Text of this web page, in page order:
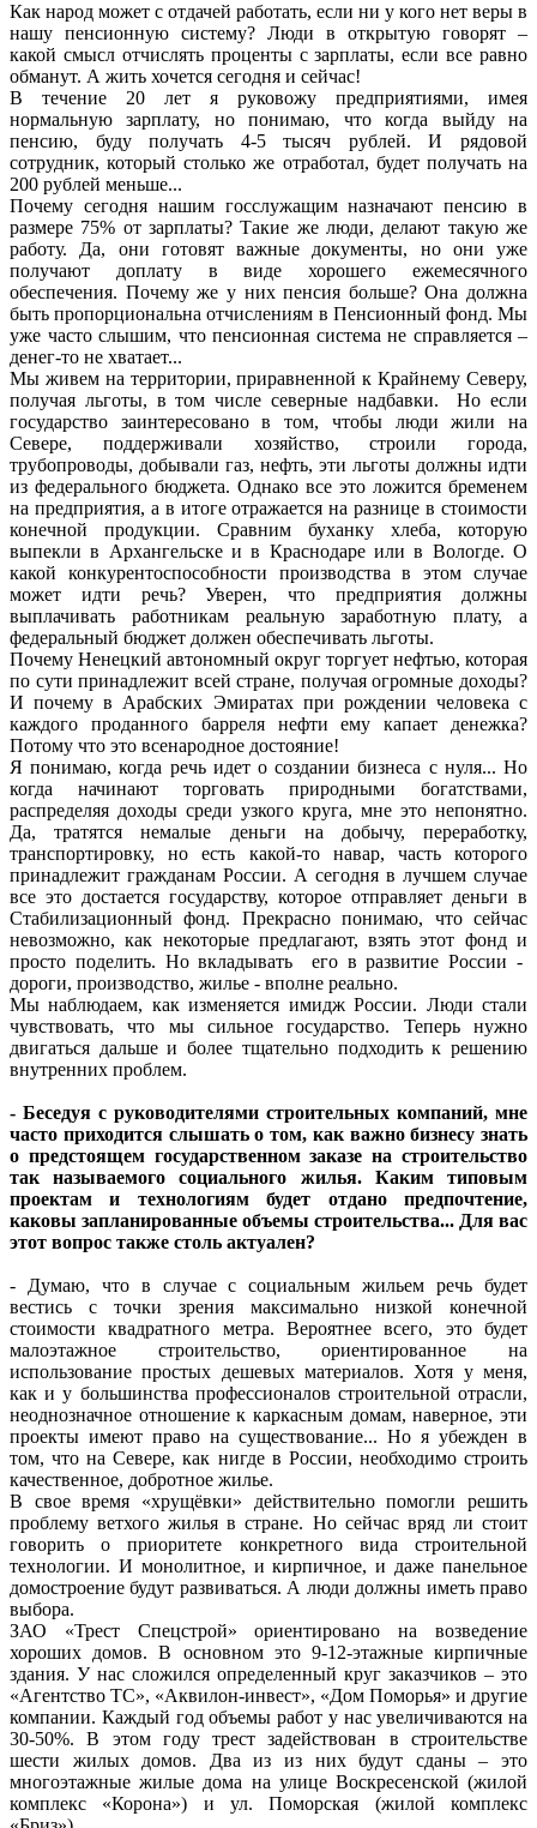
Как народ может с отдачей работать, если ни у кого нет веры в
нашу пенсионную систему? Люди в открытую говорят –
какой смысл отчислять проценты с зарплаты, если все равно
обманут. А жить хочется сегодня и сейчас!
В течение 20 лет я руковожу предприятиями, имея
нормальную зарплату, но понимаю, что когда выйду на
пенсию, буду получать 4-5 тысяч рублей. И рядовой
сотрудник, который столько же отработал, будет получать на
200 рублей меньше...
Почему сегодня нашим госслужащим назначают пенсию в
размере 75% от зарплаты? Такие же люди, делают такую же
работу. Да, они готовят важные документы, но они уже
получают доплату в виде хорошего ежемесячного
обеспечения. Почему же у них пенсия больше? Она должна
быть пропорциональна отчислениям в Пенсионный фонд. Мы
уже часто слышим, что пенсионная система не справляется –
денег-то не хватает...
Мы живем на территории, приравненной к Крайнему Северу,
получая льготы, в том числе северные надбавки. Но если
государство заинтересовано в том, чтобы люди жили на
Севере, поддерживали хозяйство, строили города,
трубопроводы, добывали газ, нефть, эти льготы должны идти
из федерального бюджета. Однако все это ложится бременем
на предприятия, а в итоге отражается на разнице в стоимости
конечной продукции. Сравним буханку хлеба, которую
выпекли в Архангельске и в Краснодаре или в Вологде. О
какой конкурентоспособности производства в этом случае
может идти речь? Уверен, что предприятия должны
выплачивать работникам реальную заработную плату, а
федеральный бюджет должен обеспечивать льготы.
Почему Ненецкий автономный округ торгует нефтью, которая
по сути принадлежит всей стране, получая огромные доходы?
И почему в Арабских Эмиратах при рождении человека с
каждого проданного барреля нефти ему капает денежка?
Потому что это всенародное достояние!
Я понимаю, когда речь идет о создании бизнеса с нуля... Но
когда начинают торговать природными богатствами,
распределяя доходы среди узкого круга, мне это непонятно.
Да, тратятся немалые деньги на добычу, переработку,
транспортировку, но есть какой-то навар, часть которого
принадлежит гражданам России. А сегодня в лучшем случае
все это достается государству, которое отправляет деньги в
Стабилизационный фонд. Прекрасно понимаю, что сейчас
невозможно, как некоторые предлагают, взять этот фонд и
просто поделить. Но вкладывать его в развитие России -
дороги, производство, жилье - вполне реально.
Мы наблюдаем, как изменяется имидж России. Люди стали
чувствовать, что мы сильное государство. Теперь нужно
двигаться дальше и более тщательно подходить к решению
внутренних проблем.
- Беседуя с руководителями строительных компаний, мне
часто приходится слышать о том, как важно бизнесу знать
о предстоящем государственном заказе на строительство
так называемого социального жилья. Каким типовым
проектам и технологиям будет отдано предпочтение,
каковы запланированные объемы строительства... Для вас
этот вопрос также столь актуален?
- Думаю, что в случае с социальным жильем речь будет
вестись с точки зрения максимально низкой конечной
стоимости квадратного метра. Вероятнее всего, это будет
малоэтажное строительство, ориентированное на
использование простых дешевых материалов. Хотя у меня,
как и у большинства профессионалов строительной отрасли,
неоднозначное отношение к каркасным домам, наверное, эти
проекты имеют право на существование... Но я убежден в
том, что на Севере, как нигде в России, необходимо строить
качественное, добротное жилье.
В свое время «хрущёвки» действительно помогли решить
проблему ветхого жилья в стране. Но сейчас вряд ли стоит
говорить о приоритете конкретного вида строительной
технологии. И монолитное, и кирпичное, и даже панельное
домостроение будут развиваться. А люди должны иметь право
выбора.
ЗАО «Трест Спецстрой» ориентировано на возведение
хороших домов. В основном это 9-12-этажные кирпичные
здания. У нас сложился определенный круг заказчиков – это
«Агентство ТС», «Аквилон-инвест», «Дом Поморья» и другие
компании. Каждый год объемы работ у нас увеличиваются на
30-50%. В этом году трест задействован в строительстве
шести жилых домов. Два из из них будут сданы – это
многоэтажные жилые дома на улице Воскресенской (жилой
комплекс «Корона») и ул. Поморская (жилой комплекс